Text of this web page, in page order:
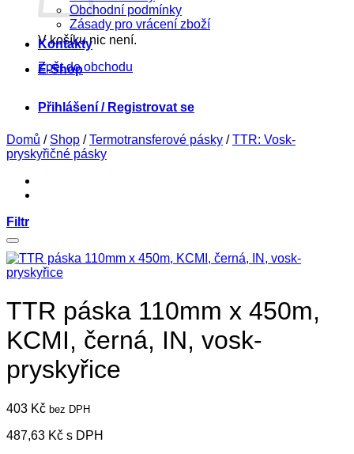
V košíku nic není.
Zpět do obchodu
Obchodní podmínky
Zásady pro vrácení zboží
Kontakty
E-Shop
Přihlášení / Registrovat se
Domů / Shop / Termotransferové pásky / TTR: Vosk-
pryskyřičné pásky
Filtr
TTR páska 110mm x 450m,
KCMI, černá, IN, vosk-
pryskyřice
403 Kč bez DPH
487,63 Kč s DPH